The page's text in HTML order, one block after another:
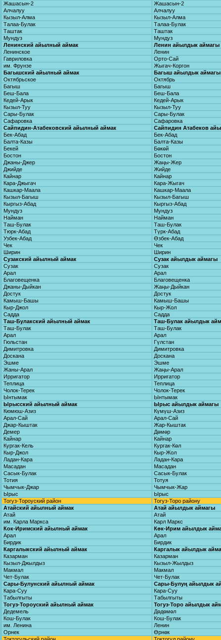
Жашасын-2
Жашасын-2
Алчалуу
Алчалуу
Кызыл-Алма
Кызыл-Алма
Талаа-Булак
Талаа-Булак
Таштак
Таштак
Мундуз
Мундуз
Ленинский айылный аймак
Ленин айылдык аймагы
Ленинское
Ленин
Гавриловка
Орто-Сай
им. Фрунзе
Жыгач-Коргон
Багышский айылный аймак
Багыш айылдык аймагы
Октябрьское
Октябрь
Багыш
Багыш
Беш-Бала
Беш-Бала
Кедей-Арык
Кедей-Арык
Кызыл-Туу
Кызыл-Туу
Сары-Булак
Сары-Булак
Сафаровка
Сафаровка
Сайпидин-Атабековский айылный аймак
Сайпидин Атабеков
Бек-Абад
Бек-Абад
Балта-Казы
Балта-Казы
Бекей
Бөкөй
Бостон
Бостон
Джаны-Джер
Жаңы-Жер
Джийде
Жийде
Кайнар
Кайнар
Кара-Джыгач
Кара-Жыгач
Кашкар-Маала
Кашкар-Маала
Кызыл-Багыш
Кызыл-Багыш
Кыргыз-Абад
Кыргыз-Абад
Мундуз
Мундуз
Найман
Найман
Таш-Булак
Таш-Булак
Тюрк-Абад
Түрк-Абад
Узбек-Абад
Өзбек-Абад
Чек
Чек
Ширин
Ширин
Сузакский айылный аймак
Сузак айылдык аймагы
Сузак
Сузак
Арал
Арал
Благовещенка
Благовещенка
Джаны-Дыйкан
Жаңы-Дыйкан
Достук
Достук
Камыш-Башы
Камыш-Башы
Кыр-Джол
Кыр-Жол
Садда
Садда
Таш-Булакский айылный аймак
Таш-Булак айылдык
Таш-Булак
Таш-Булак
Арал
Арал
Гюльстан
Гүлстан
Димитровка
Димитровка
Доскана
Доскана
Эшме
Эшме
Жаны-Арал
Жаңы-Арал
Ирригатор
Ирригатор
Теплица
Теплица
Чолок-Терек
Чолок-Терек
Ынтымак
Ынтымак
Ырысский айылный аймак
Ырыс айылдык аймагы
Кюмюш-Азиз
Күмүш-Азиз
Арал-Сай
Арал-Сай
Джар-Кыштак
Жар-Кыштак
Демер
Дөмөр
Кайнар
Кайнар
Кургак-Кель
Кургак-Көл
Кыр-Джол
Кыр-Жол
Ладан-Кара
Ладан-Кара
Масадан
Масадан
Сасык-Булак
Сасык-Булак
Тотия
Тотуя
Чымчык-Джар
Чымчык-Жар
Ырыс
Ырыс
Тогуз-Тороуский район
Тогуз-Торо району
Атайский айылный аймак
Атай айылдык аймагы
Атай
Атай
им. Карла Маркса
Карл Маркс
Кок-Иримский айылный аймак
Көк-Ирим айылдык
Арал
Арал
Бирдик
Бирдик
Каргалыкский айылный аймак
Каргалык айылдык
Казарман
Казарман
Кызыл-Джылдыз
Кызыл-Жылдыз
Макмал
Макмал
Чет-Булак
Чет-Булак
Сары-Булунский айылный аймак
Сары-Булуң айылдык
Кара-Суу
Кара-Суу
Табылгыты
Табылгыты
Тогуз-Тороуский айылный аймак
Тогуз-Торо айылдык
Дедемель
Дөдөмөл
Кош-Булак
Кош-Булак
им. Ленина
Ленин
Орнек
Өрнөк